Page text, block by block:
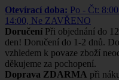
Otevírací doba: Po - Čt:
14:00, Ne ZAVŘENO
Doručení Při objednání do
den! Doručení do 1-2 dnů.
vzhledem k povaze zboží
děkujeme za pochopení.
Doprava ZDARMA při